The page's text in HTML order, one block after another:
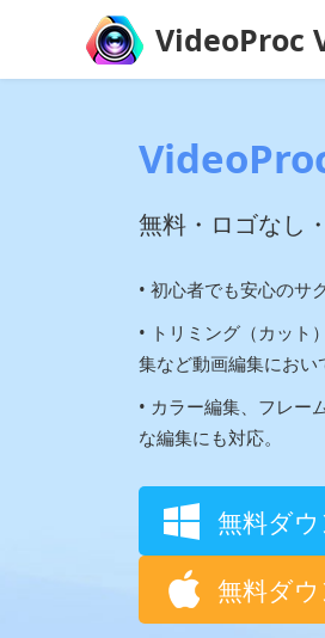
VideoProc
無料・ロゴなし
• 初心者でも安心のサ
• トリミング（カット
集など動画編集におい
• カラー編集、フレー
な編集にも対応。
無料ダ
無料ダ